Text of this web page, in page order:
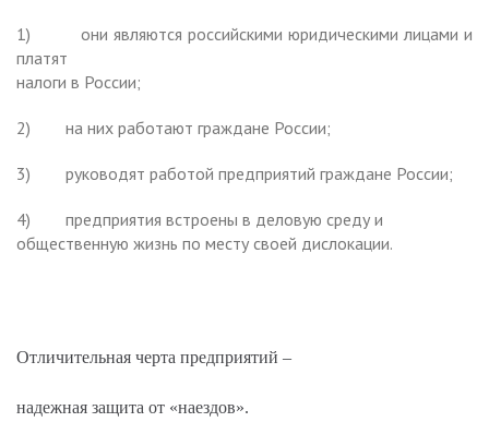
1)
они являются российскими юридическими лицами и
платят
налоги в России;
2) на них работают граждане России;
3) руководят работой предприятий граждане России;
4)
предприятия встроены в деловую среду и
общественную жизнь по месту своей дислокации.
Отличительная черта предприятий –
надежная защита от «наездов».